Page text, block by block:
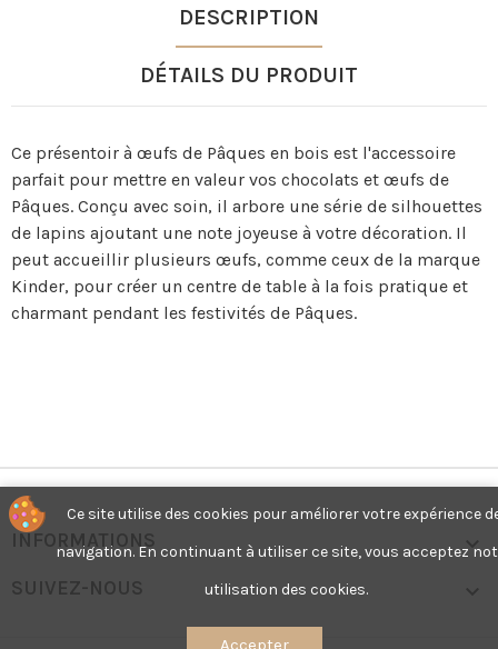
DESCRIPTION
DÉTAILS DU PRODUIT
Ce présentoir à œufs de Pâques en bois est l'accessoire
parfait pour mettre en valeur vos chocolats et œufs de
Pâques. Conçu avec soin, il arbore une série de silhouettes
de lapins ajoutant une note joyeuse à votre décoration. Il
peut accueillir plusieurs œufs, comme ceux de la marque
Kinder, pour créer un centre de table à la fois pratique et
charmant pendant les festivités de Pâques.
INFORMATIONS 
SUIVEZ-NOUS 
Ce site utilise des cookies pour améliorer votre expérience
navigation. En continuant à utiliser ce site, vous acceptez
utilisation des cookies.
Accepter